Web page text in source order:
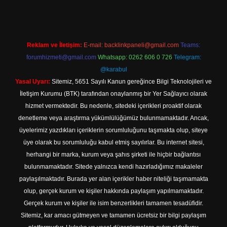
Reklam ve İletişim: E-mail: backlinkpaneli@gmail.com Teams:
forumhizmeti@gmail.com Whatsapp: 0262 606 0 726 Telegram:
@karabul
Yasal Uyarı: Sitemiz, 5651 Sayılı Kanun gereğince Bilgi Teknolojileri ve
İletişim Kurumu (BTK) tarafından onaylanmış bir Yer Sağlayıcı olarak
hizmet vermektedir. Bu nedenle, sitedeki içerikleri proaktif olarak
denetleme veya araştırma yükümlülüğümüz bulunmamaktadır. Ancak,
üyelerimiz yazdıkları içeriklerin sorumluluğunu taşımakta olup, siteye
üye olarak bu sorumluluğu kabul etmiş sayılırlar. Bu internet sitesi,
herhangi bir marka, kurum veya şahıs şirketi ile hiçbir bağlantısı
bulunmamaktadır. Sitede yalnızca kendi hazırladığımız makaleler
paylaşılmaktadır. Burada yer alan içerikler haber niteliği taşımamakta
olup, gerçek kurum ve kişiler hakkında paylaşım yapılmamaktadır.
Gerçek kurum ve kişiler ile isim benzerlikleri tamamen tesadüfidir.
Sitemiz, kar amacı gütmeyen ve tamamen ücretsiz bir bilgi paylaşım